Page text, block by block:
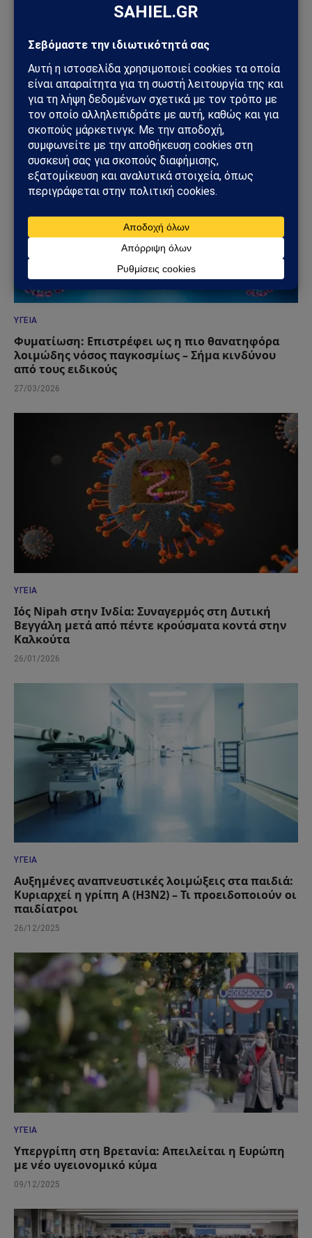
ΚΌΣΜΟΣ
Ιός hantavirus σε κρουαζιερόπλοιο στον
Ατλαντικό: Τρεις νεκροί και διεθνής συναγερμός
04/05/2026
ΥΓΕΊΑ
Φυματίωση: Επιστρέφει ως η πιο θανατηφόρα
λοιμώδης νόσος παγκοσμίως – Σήμα κινδύνου
από τους ειδικούς
27/03/2026
ΥΓΕΊΑ
Ιός Nipah στην Ινδία: Συναγερμός στη Δυτική
Βεγγάλη μετά από πέντε κρούσματα κοντά στην
Καλκούτα
26/01/2026
ΥΓΕΊΑ
Αυξημένες αναπνευστικές λοιμώξεις στα παιδιά:
Κυριαρχεί η γρίπη Α (Η3Ν2) – Τι προειδοποιούν οι
παιδίατροι
26/12/2025
ΥΓΕΊΑ
Υπεργρίπη στη Βρετανία: Απειλείται η Ευρώπη
με νέο υγειονομικό κύμα
09/12/2025